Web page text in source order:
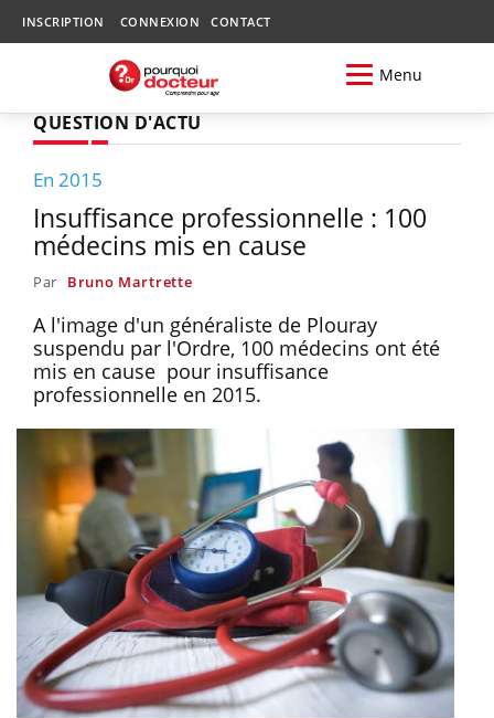
INSCRIPTION CONNEXION CONTACT
Menu
QUESTION D'ACTU
En 2015
Insuffisance professionnelle : 100
médecins mis en cause
Par Bruno Martrette
A l'image d'un généraliste de Plouray
suspendu par l'Ordre, 100 médecins ont été
mis en cause pour insuffisance
professionnelle en 2015.